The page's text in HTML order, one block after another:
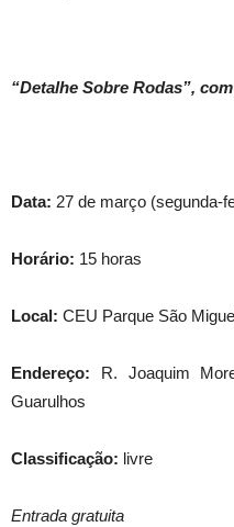
“Detalhe Sobre Rodas”,
Data: 27 de março (segunda-
Horário: 15 horas
Local: CEU Parque São
Endereço: R. Joaquim
Guarulhos
Classificação: livre
Entrada gratuita